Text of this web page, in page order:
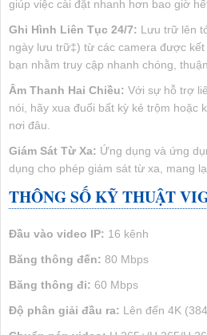
giúp việc cài đặt nhanh hơn bao giờ
Ghi Hình Liên Tục 24/7: Lưu trữ lên
ngày lưu trữ‡) từ các camera được
bạn nhằm truy cập nhanh chóng,
Âm Thanh Hai Chiều: Với sự hỗ trợ
nói, hãy xua đuổi bất kỳ kẻ trộm hoặc
nơi đâu.
Giám Sát Từ Xa: Ứng dụng và ứng
dụng cho phép giám sát từ xa, mang
THÔNG SỐ KỸ THUẬT
Đầu vào video IP: 16 kênh
Băng thông đến: 80 Mbps
Băng thông đi: 60 Mbps
Độ phân giải đầu ra: Lên đến 4K